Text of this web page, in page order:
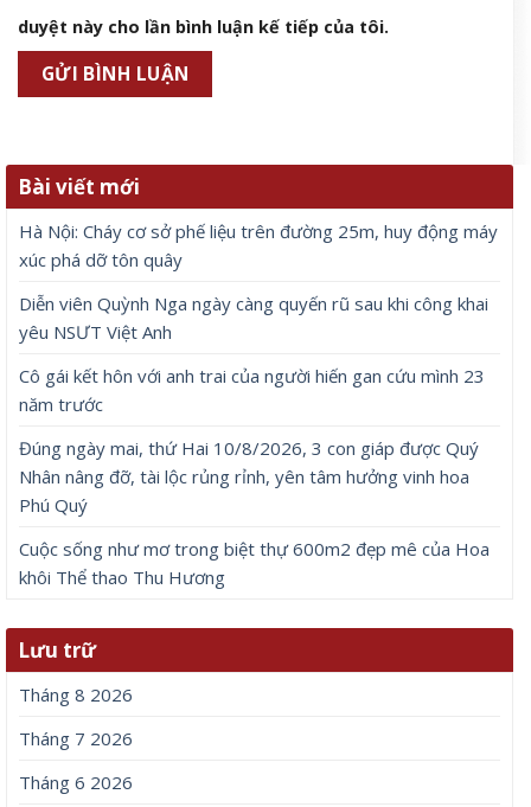
duyệt này cho lần bình luận kế tiếp của tôi.
Bài viết mới
Hà Nội: Cháy cơ sở phế liệu trên đường 25m, huy động máy
xúc phá dỡ tôn quây
Diễn viên Quỳnh Nga ngày càng quyến rũ sau khi công khai
yêu NSƯT Việt Anh
Cô gái kết hôn với anh trai của người hiến gan cứu mình 23
năm trước
Đúng ngày mai, thứ Hai 10/8/2026, 3 con giáp được Quý
Nhân nâng đỡ, tài lộc rủng rỉnh, yên tâm hưởng vinh hoa
Phú Quý
Cuộc sống như mơ trong biệt thự 600m2 đẹp mê của Hoa
khôi Thể thao Thu Hương
Lưu trữ
Tháng 8 2026
Tháng 7 2026
Tháng 6 2026